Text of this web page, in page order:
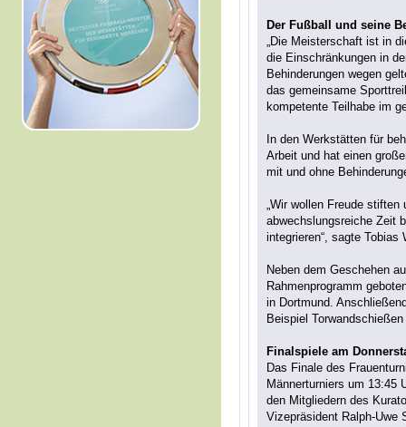
Der Fußball und seine
„Die Meisterschaft ist in
die Einschränkungen in
Behinderungen wegen
das gemeinsame
kompetente Teilhabe im
In den Werkstätten für
Arbeit und hat einen
mit und ohne
„Wir wollen Freude
abwechslungsreiche Zeit
integrieren“, sagte
Neben dem Geschehen
Rahmenprogramm
in Dortmund.
Beispiel
Finalspiele am
Das Finale des
Männerturniers um 13:45
den Mitgliedern des
Vizepräsident Ralph-Uwe